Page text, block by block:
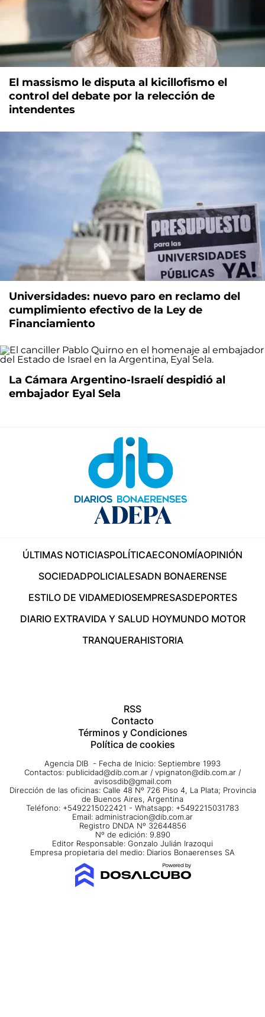
El massismo le disputa al kicillofismo el
control del debate por la relección de
intendentes
Universidades: nuevo paro en reclamo del
cumplimiento efectivo de la Ley de
Financiamiento
La Cámara Argentino-Israelí despidió al
embajador Eyal Sela
ÚLTIMAS NOTICIASPOLÍTICAECONOMÍAOPINIÓN
SOCIEDADPOLICIALESADN BONAERENSE
ESTILO DE VIDAMEDIOSEMPRESASDEPORTES
DIARIO EXTRAVIDA Y SALUD HOYMUNDO MOTOR
TRANQUERAHISTORIA
RSS
Contacto
Términos y Condiciones
Política de cookies
Agencia DIB - Fecha de Inicio: Septiembre 1993
Contactos: publicidad@dib.com.ar / vpignaton@dib.com.ar /
avisosdib@gmail.com
Dirección de las oficinas: Calle 48 Nº 726 Piso 4, La Plata; Provincia
de Buenos Aires, Argentina
Teléfono: +5492215022421 - Whatsapp: +5492215031783
Email: administracion@dib.com.ar
Registro DNDA Nº 32644856
Nº de edición: 9.890
Editor Responsable: Gonzalo Julián Irazoqui
Empresa propietaria del medio: Diarios Bonaerenses SA